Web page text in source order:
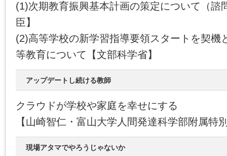
(1)次期教育振興基本計画の策定について（諮
臣】
(2)高等学校の新学習指導要領スタートを契機
等教育について【文部科学省】
アップデートし続ける教師
クラウドが学校や家庭を幸せにする
【山崎智仁・富山大学人間発達科学部附属特
現場アタマでやろうじゃないか